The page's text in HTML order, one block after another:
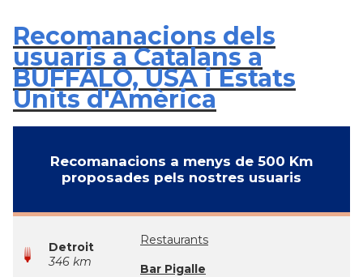
Recomanacions dels
usuaris a Catalans a
BUFFALO, USA i Estats
Units d'Amèrica
Recomanacions a menys de 500 Km
proposades pels nostres usuaris
Detroit
346 km
Restaurants
Bar Pigalle